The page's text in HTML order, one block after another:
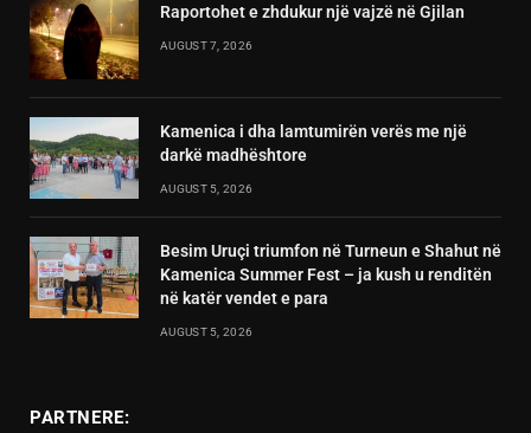
Raportohet e zhdukur një vajzë në Gjilan
AUGUST 7, 2026
Kamenica i dha lamtumirën verës me një
darkë madhështore
AUGUST 5, 2026
Besim Uruçi triumfon në Turneun e Shahut në
Kamenica Summer Fest – ja kush u renditën
në katër vendet e para
AUGUST 5, 2026
PARTNERE: